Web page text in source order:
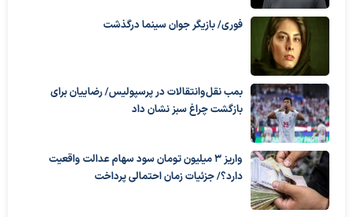
فوری/ بازیگر جوان سینما درگذشت
بمب نقل‌وانتقالات در پرسپولیس/ رضاییان برای
بازگشت چراغ سبز نشان داد
واریز ۳ میلیون تومان سود سهام عدالت واقعیت
دارد؟/ جزئیات زمان احتمالی پرداخت